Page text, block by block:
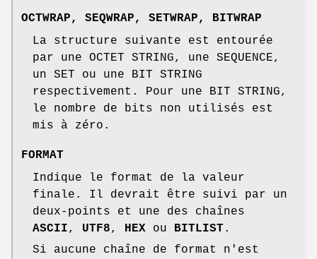
OCTWRAP, SEQWRAP, SETWRAP, BITWRAP
La structure suivante est entourée
par une OCTET STRING, une SEQUENCE,
un SET ou une BIT STRING
respectivement. Pour une BIT STRING,
le nombre de bits non utilisés est
mis à zéro.
FORMAT
Indique le format de la valeur
finale. Il devrait être suivi par un
deux-points et une des chaînes
ASCII, UTF8, HEX ou BITLIST.
Si aucune chaîne de format n'est